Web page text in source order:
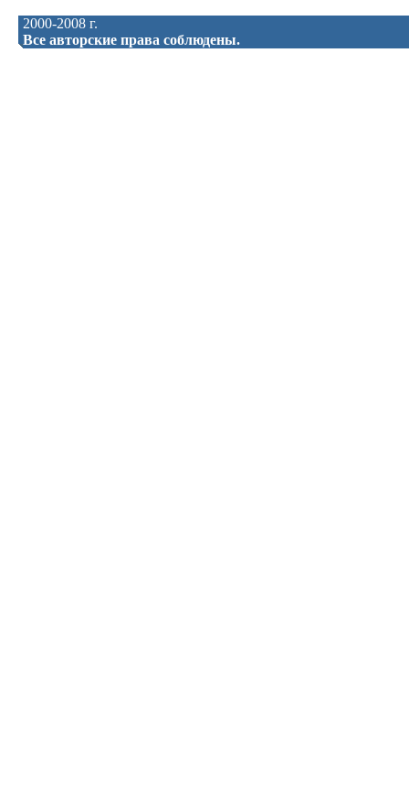
2000-2008 г.
Все авторские права соблюдены.